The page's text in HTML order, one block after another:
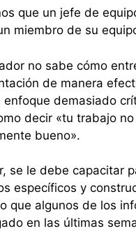
que un jefe de
miembro de su
no sabe cómo
de manera
enfoque demasiado
decir «tu trabajo no
bueno».
se le debe capacitar
específicos y
que algunos de los
en las últimas